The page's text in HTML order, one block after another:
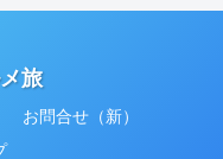
旅
お問合せ（新）